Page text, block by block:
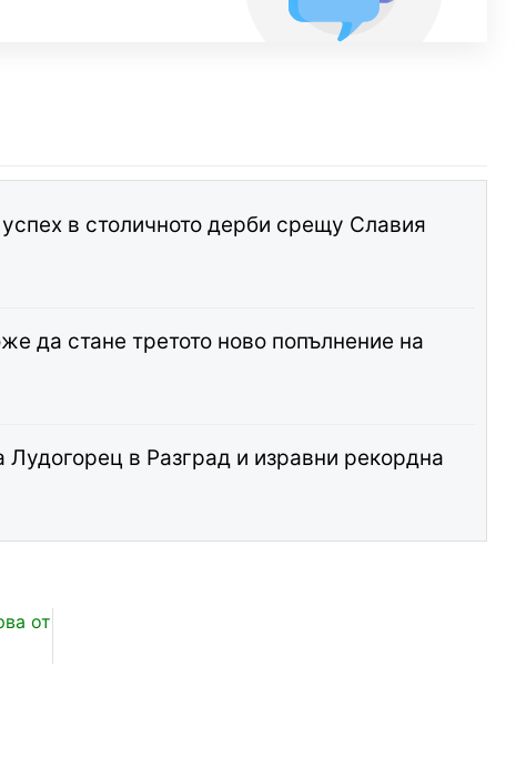
в столичното дерби срещу Славия
да стане третото ново попълнение на
в Разград и изравни рекордна
от